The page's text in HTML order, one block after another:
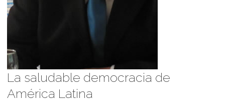
La saludable democracia de
América Latina